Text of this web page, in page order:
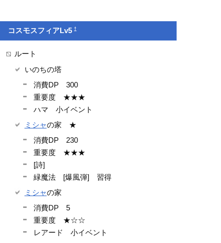
コスモスフィアLv5†
ルート
いのちの塔
消費DP 300
重要度 ★★★
ハマ 小イベント
ミシャの家 ★
消費DP 230
重要度 ★★★
[詩]
緑魔法 [爆風弾] 習得
ミシャの家
消費DP 5
重要度 ★☆☆
レアード 小イベント